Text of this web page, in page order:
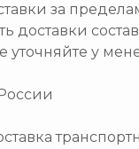
за
доставки
уточняйте у